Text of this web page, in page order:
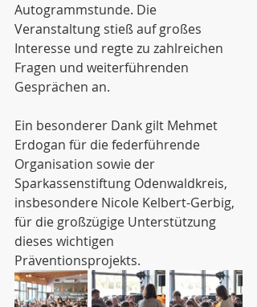
Autogrammstunde. Die
Veranstaltung stieß auf großes
Interesse und regte zu zahlreichen
Fragen und weiterführenden
Gesprächen an.
Ein besonderer Dank gilt Mehmet
Erdogan für die federführende
Organisation sowie der
Sparkassenstiftung Odenwaldkreis,
insbesondere Nicole Kelbert-Gerbig,
für die großzügige Unterstützung
dieses wichtigen
Präventionsprojekts.